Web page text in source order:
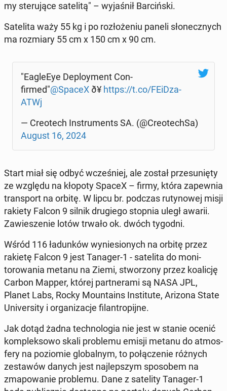
my steru­jące satelitą" – wy­jaśnił Bar­cińs­ki.
Satelita waży 55 kg i po rozłoże­niu paneli słonecznych
ma rozmi­ary 55 cm x 150 cm x 90 cm.
"Ea­gle­Eye De­ploy­ment Con­
firmed"@SpaceX ð¥ https://t.co/FEi­Dza­
ATWj
— Creotech In­stru­ments SA. (@Creotech­Sa)
August 16, 2024
Start miał się odbyć wcześniej, ale został prze­sunię­ty
ze względu na kłopoty SpaceX – firmy, która za­pew­nia
trans­port na orbitę. W lipcu br. podczas ru­tynowej misji
rakiety Falcon 9 silnik drugiego stopnia uległ awarii.
Za­w­iesze­nie lotów trwało ok. dwóch tygodni.
Wśród 116 ładunków wynie­sionych na orbitę przez
rakietę Falcon 9 jest Tanager-1 - satelita do mon­i­
torowa­nia metanu na Ziemi, stwor­zony przez koal­icję
Carbon Mapper, której part­nera­mi są NASA JPL,
Planet Labs, Rocky Moun­tains In­sti­tute, Arizona State
Uni­ver­si­ty i or­ga­ni­za­c­je fi­lantropi­jne.
Jak dotąd żadna tech­nolo­gia nie jest w stanie ocenić
kom­plek­sowo skali prob­le­mu emisji metanu do at­mos­
fery na poziomie glob­al­nym, to połącze­nie różnych
zestawów danych jest na­jlep­szym sposobem na
zmapowanie prob­le­mu. Dane z satelity Tanager-1